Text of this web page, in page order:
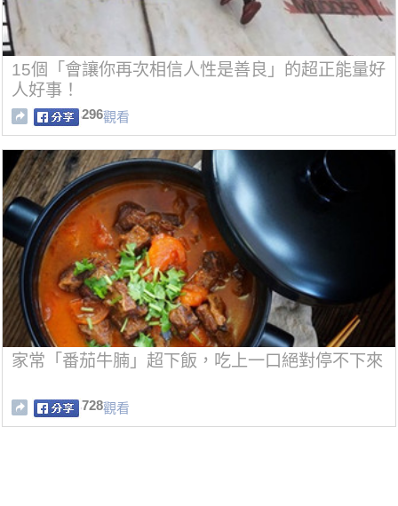
15個「會讓你再次相信人性是善良」的超正能量好
人好事！
296觀看
家常「番茄牛腩」超下飯，吃上一口絕對停不下來
728觀看